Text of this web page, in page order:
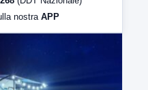
LabNews (Diretta)
nostra APP